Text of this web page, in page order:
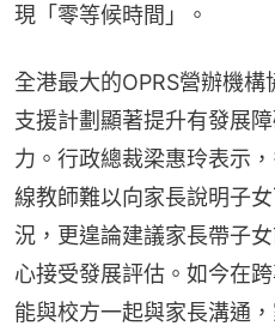
現「零等候時間」。
全港最大的OPRS營辦機
支援計劃顯著提升有發展
力。行政總裁梁惠玲表示
線教師難以向家長說明子
況，更遑論建議家長帶子
心接受發展評估。如今在
能與校方一起與家長溝通